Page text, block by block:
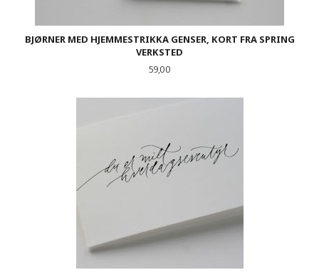
BJØRNER MED HJEMMESTRIKKA GENSER, KORT FRA SPRING
VERKSTED
Pris
59,00